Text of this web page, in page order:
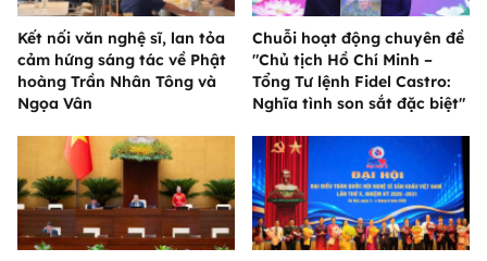
Kết nối văn nghệ sĩ, lan tỏa
cảm hứng sáng tác về Phật
hoàng Trần Nhân Tông và
Ngọa Vân
Chuỗi hoạt động chuyên đề
"Chủ tịch Hồ Chí Minh –
Tổng Tư lệnh Fidel Castro:
Nghĩa tình son sắt đặc biệt"